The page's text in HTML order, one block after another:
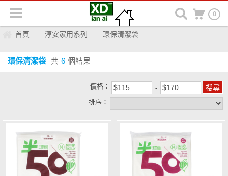
0
首頁 - 淳安家用系列 - 環保清潔袋
環保清潔袋 共 6 個結果
價格：
排序：